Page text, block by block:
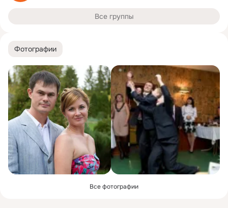
Фотографии
Все фотографии
Все группы